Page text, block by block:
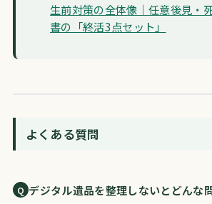
生前対策の全体像｜任意後見・
書の「終活3点セット」
よくある質問
デジタル遺品を整理しないとどんな